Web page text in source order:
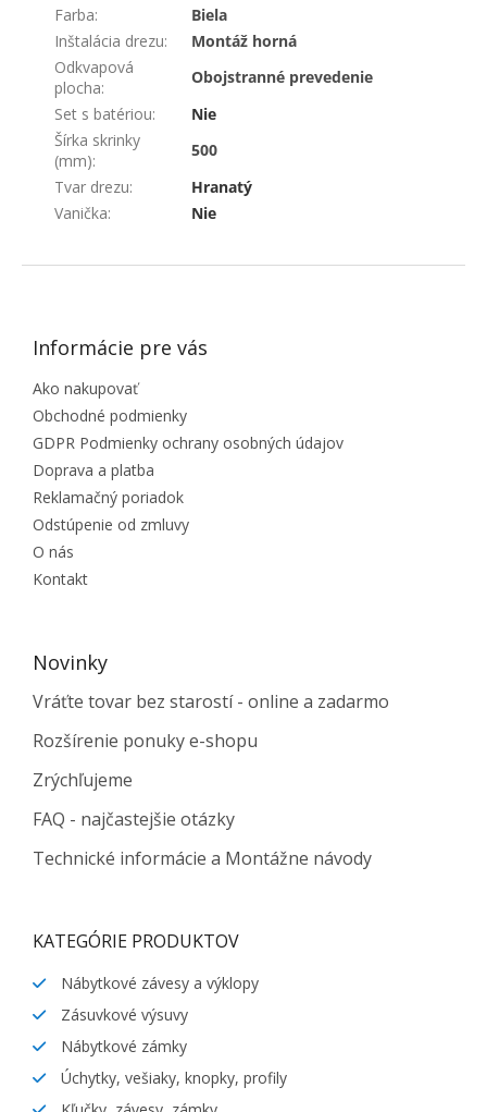
Farba:
Biela
Inštalácia drezu:
Montáž horná
Odkvapová
plocha:
Obojstranné prevedenie
Set s batériou:
Nie
Šírka skrinky
(mm):
500
Tvar drezu:
Hranatý
Vanička: Nie
ZÁPÄTIE
Informácie pre vás
Ako nakupovať
Obchodné podmienky
GDPR Podmienky ochrany osobných údajov
Doprava a platba
Reklamačný poriadok
Odstúpenie od zmluvy
O nás
Kontakt
Novinky
Vráťte tovar bez starostí - online a zadarmo
Rozšírenie ponuky e-shopu
Zrýchľujeme
FAQ - najčastejšie otázky
Technické informácie a Montážne návody
KATEGÓRIE PRODUKTOV
Nábytkové závesy a výklopy
Zásuvkové výsuvy
Nábytkové zámky
Úchytky, vešiaky, knopky, profily